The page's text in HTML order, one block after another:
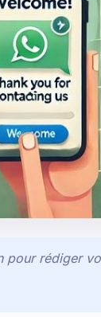
pour rédiger